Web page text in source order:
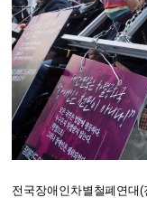
전국장애인차별철폐연대